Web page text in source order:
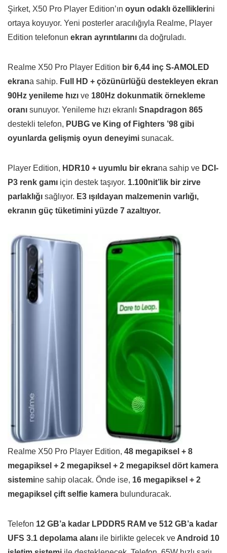
Şirket, X50 Pro Player Edition’ın oyun odaklı özelliklerini
ortaya koyuyor. Yeni posterler aracılığıyla Realme, Player
Edition telefonun ekran ayrıntılarını da doğruladı.
Realme X50 Pro Player Edition bir 6,44 inç S-AMOLED
ekrana sahip. Full HD + çözünürlüğü destekleyen ekran
90Hz yenileme hızı ve 180Hz dokunmatik örnekleme
oranı sunuyor. Yenileme hızı ekranlı Snapdragon 865
destekli telefon, PUBG ve King of Fighters ’98 gibi
oyunlarda gelişmiş oyun deneyimi sunacak.
Player Edition, HDR10 + uyumlu bir ekrana sahip ve DCI-
P3 renk gamı ​​için destek taşıyor. 1.100nit’lik bir zirve
parlaklığı sağlıyor. E3 ışıldayan malzemenin varlığı,
ekranın güç tüketimini yüzde 7 azaltıyor.
Realme X50 Pro Player Edition, 48 megapiksel + 8
megapiksel + 2 megapiksel + 2 megapiksel dört kamera
sistemine sahip olacak. Önde ise, 16 megapiksel + 2
megapiksel çift selfie kamera bulunduracak.
Telefon 12 GB’a kadar LPDDR5 RAM ve 512 GB’a kadar
UFS 3.1 depolama alanı ile birlikte gelecek ve Android 10